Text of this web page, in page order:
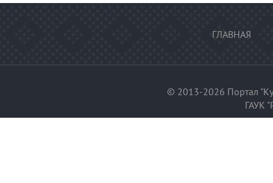
ГЛАВНАЯ
© 2013-2026 Портал
ГАУК